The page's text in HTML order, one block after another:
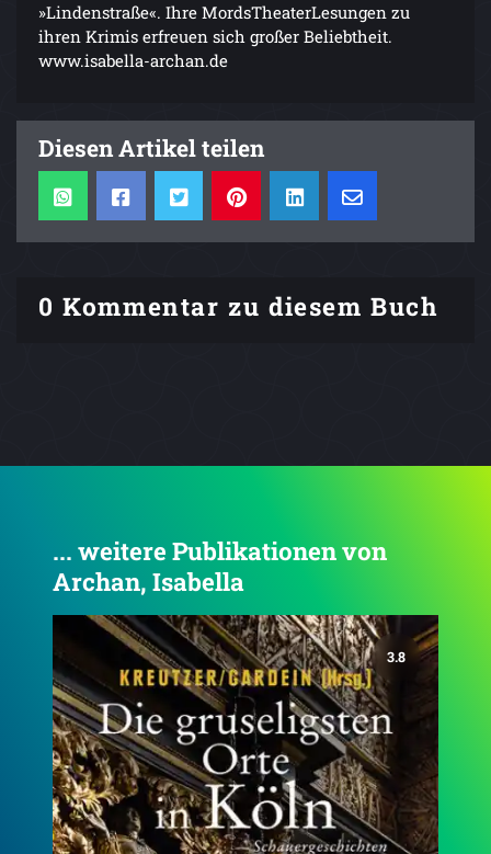
»Lindenstraße«. Ihre MordsTheaterLesungen zu
ihren Krimis erfreuen sich großer Beliebtheit.
www.isabella-archan.de
Diesen Artikel teilen
0 Kommentar zu diesem Buch
... weitere Publikationen von
Archan, Isabella
4.6